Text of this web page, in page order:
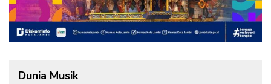
Dunia Musik